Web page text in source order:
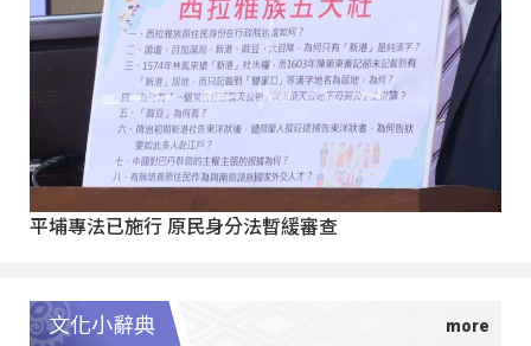
平埔專法已施行 原民身分法暫緩審查
文化小辭典